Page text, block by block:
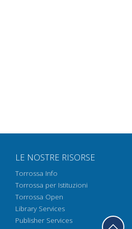
LE NOSTRE RISORSE
Torrossa Info
Torrossa per Istituzioni
Torrossa Open
Library Services
Publisher Services